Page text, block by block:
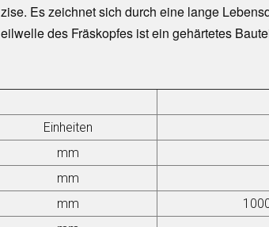
zise. Es zeichnet sich durch eine lange
eilwelle des Fräskopfes ist ein gehärtetes
Einheiten
mm
mm
mm